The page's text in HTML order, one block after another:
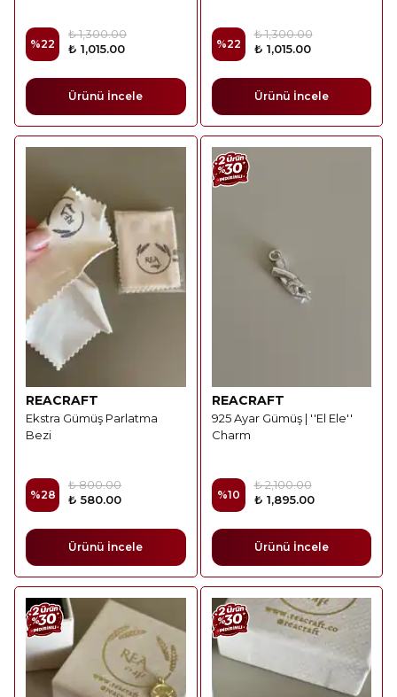
%22
₺ 1,300.00
₺ 1,015.00
Ürünü İncele
%22
₺ 1,300.00
₺ 1,015.00
Ürünü İncele
REACRAFT
Ekstra Gümüş Parlatma
Bezi
%28
₺ 800.00
₺ 580.00
Ürünü İncele
REACRAFT
925 Ayar Gümüş | ''El Ele''
Charm
%10
₺ 2,100.00
₺ 1,895.00
Ürünü İncele